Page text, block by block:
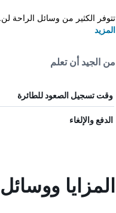
تتوفر الكثير من وسائل الراحة
المزيد
من الجيد أن تعلم
وقت تسجيل الصعود للطائرة
الدفع والإلغاء
المزايا